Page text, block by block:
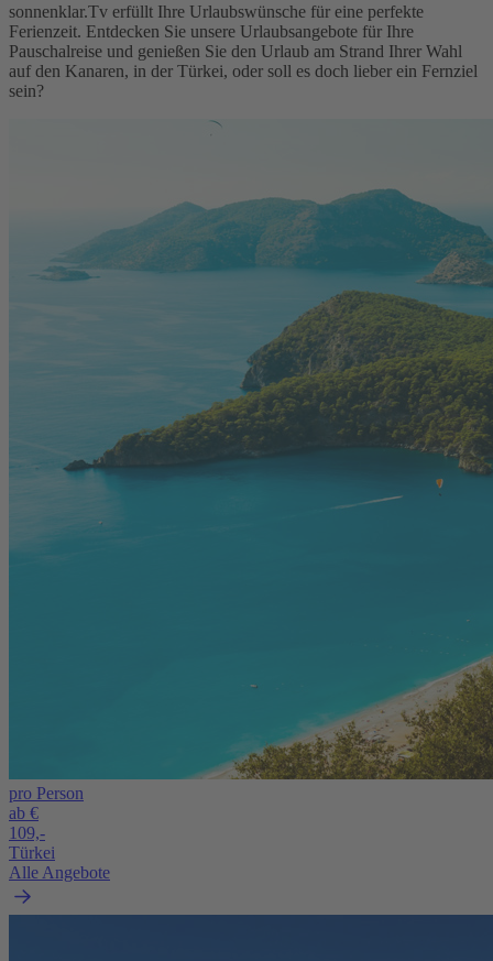
sonnenklar.Tv erfüllt Ihre Urlaubswünsche für eine perfekte
Ferienzeit. Entdecken Sie unsere Urlaubsangebote für Ihre
Pauschalreise und genießen Sie den Urlaub am Strand Ihrer Wahl
auf den Kanaren, in der Türkei, oder soll es doch lieber ein Fernziel
sein?
pro Person
ab €
109,-
Türkei
Alle Angebote